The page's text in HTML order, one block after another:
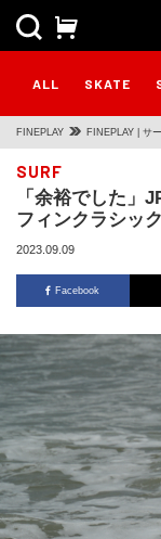
ALL SKATE
FINEPLAY FINEPLAY | サ
SURF
「余裕でした」
フィンクラシッ
2023.09.09
Facebook